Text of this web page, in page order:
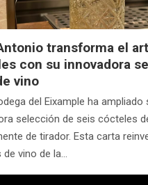
transforma el
con su innovadora
vino
del Eixample ha
selección de seis cócteles
de tirador. Esta carta
de vino de la…